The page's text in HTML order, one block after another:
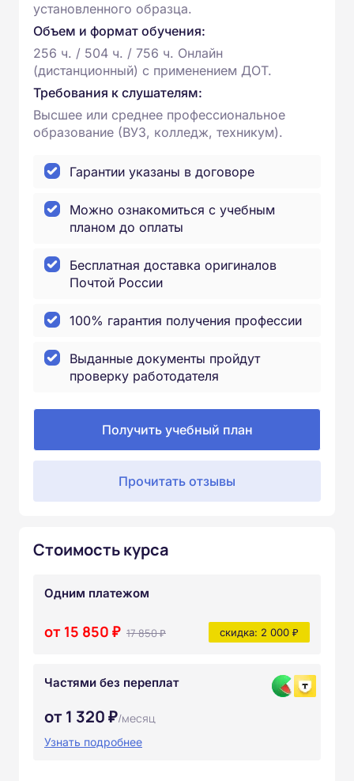
установленного образца.
Объем и формат обучения:
256 ч. / 504 ч. / 756 ч. Онлайн
(дистанционный) с применением ДОТ.
Требования к слушателям:
Высшее или среднее профессиональное
образование (ВУЗ, колледж, техникум).
Гарантии указаны в договоре
Можно ознакомиться с учебным
планом до оплаты
Бесплатная доставка оригиналов
Почтой России
100% гарантия получения профессии
Выданные документы пройдут
проверку работодателя
Получить учебный план
Прочитать отзывы
Стоимость курса
Одним платежом
от 15 850 ₽ 17 850 ₽ скидка: 2 000 ₽
Частями без переплат
от 1 320 ₽/месяц
Узнать подробнее